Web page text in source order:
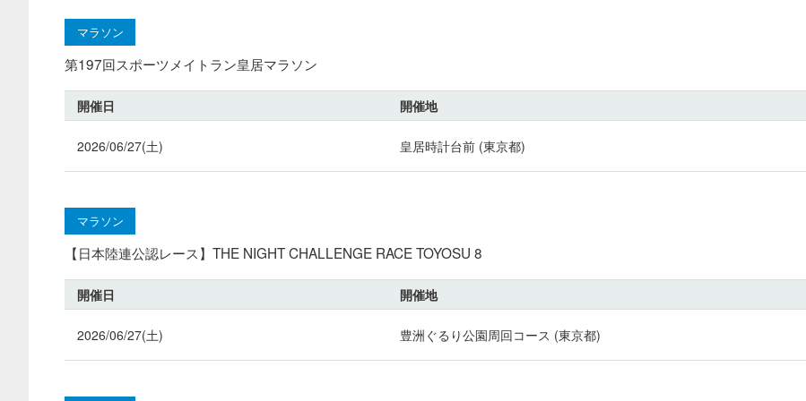
マラソン
第197回スポーツメイトラン皇居マラソン
開催日 開催地
2026/06/27(土) 皇居時計台前 (東京都)
マラソン
【日本陸連公認レース】THE NIGHT CHALLENGE RACE TOYOSU 8
開催日 開催地
2026/06/27(土) 豊洲ぐるり公園周回コース (東京都)